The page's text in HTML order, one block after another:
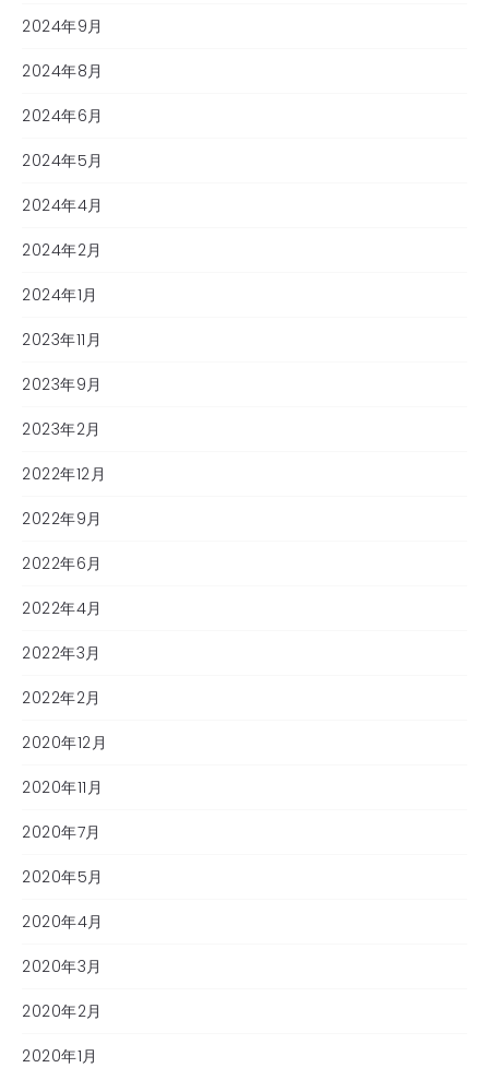
2024年9月
2024年8月
2024年6月
2024年5月
2024年4月
2024年2月
2024年1月
2023年11月
2023年9月
2023年2月
2022年12月
2022年9月
2022年6月
2022年4月
2022年3月
2022年2月
2020年12月
2020年11月
2020年7月
2020年5月
2020年4月
2020年3月
2020年2月
2020年1月